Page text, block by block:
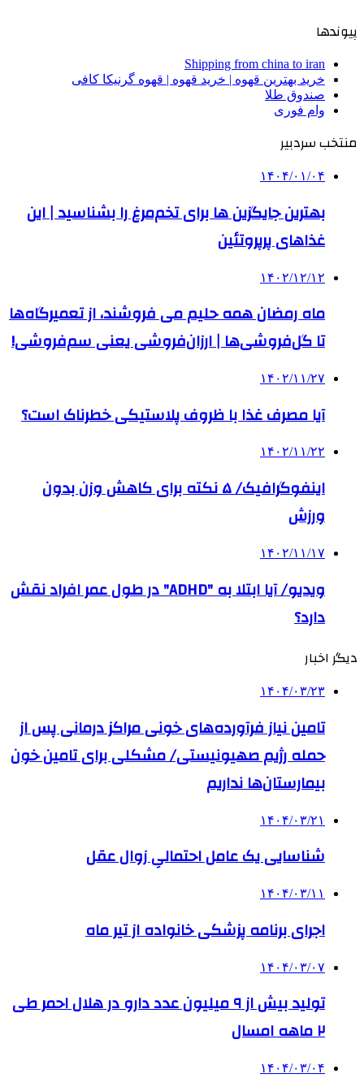
پیوندها
Shipping from china to iran
خرید بهترین قهوه | خرید قهوه | قهوه گرنیکا کافی
صندوق طلا
وام فوری
منتخب سردبیر
۱۴۰۴/۰۱/۰۴
بهترین جایگزین ها برای تخم‌مرغ را بشناسید | این
غذاهای پرپروتئین
۱۴۰۲/۱۲/۱۲
ماه رمضان همه حلیم می‌ فروشند، از تعمیرگاه‌ها
تا گل‌فروشی‌ها | ارزان‌فروشی یعنی سم‌فروشی!
۱۴۰۲/۱۱/۲۷
آیا مصرف غذا با ظروف پلاستیکی خطرناک است؟
۱۴۰۲/۱۱/۲۲
اینفوگرافیک/ ۵ نکته برای کاهش وزن بدون
ورزش
۱۴۰۲/۱۱/۱۷
ویدیو/ آیا ابتلا به "ADHD" در طول عمر افراد نقش
دارد؟
دیگر اخبار
۱۴۰۴/۰۳/۲۳
تامین نیاز فرآورده‌های خونی مراکز درمانی پس از
حمله رژیم صهیونیستی/ مشکلی برای تامین خون
بیمارستان‌ها نداریم
۱۴۰۴/۰۳/۲۱
شناسایی یک عامل احتمالیِ زوال عقل
۱۴۰۴/۰۳/۱۱
اجرای برنامه پزشکی خانواده از تیر ماه
۱۴۰۴/۰۳/۰۷
تولید بیش از ۹ میلیون عدد دارو در هلال احمر طی
۲ ماهه امسال
۱۴۰۴/۰۳/۰۴